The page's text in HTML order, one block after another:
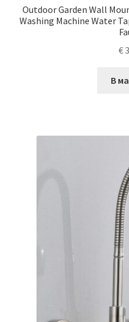
Outdoor Garden Wall
Washing Machine Water
€
В